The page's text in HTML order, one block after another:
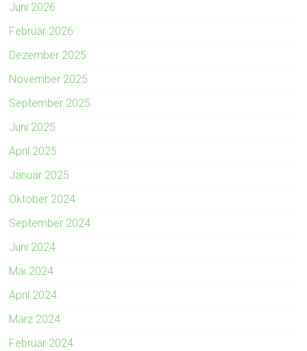
Juni 2026
Februar 2026
Dezember 2025
November 2025
September 2025
Juni 2025
April 2025
Januar 2025
Oktober 2024
September 2024
Juni 2024
Mai 2024
April 2024
März 2024
Februar 2024